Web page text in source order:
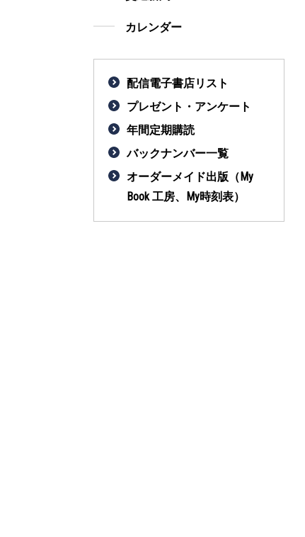
カレンダー
配信電子書店リスト
プレゼント・アンケート
年間定期購読
バックナンバー一覧
オーダーメイド出版（My
Book 工房、My時刻表）